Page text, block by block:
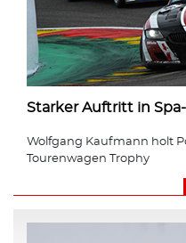
Starker Auftritt in
Wolfgang Kaufmann holt
Tourenwagen Trophy